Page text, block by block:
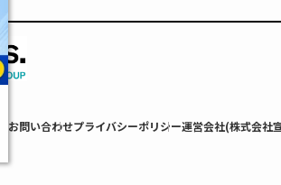
お問い合わせプライバシーポリシー運営会社(株式会社